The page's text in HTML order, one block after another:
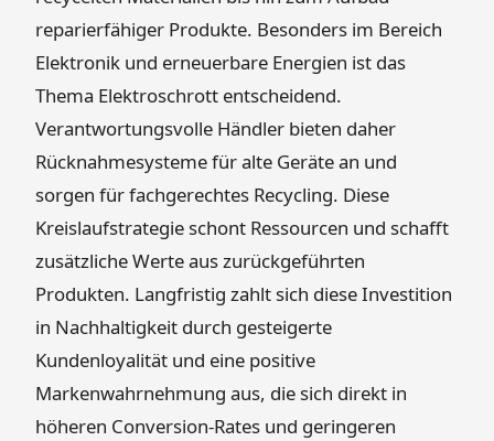
reparierfähiger Produkte. Besonders im Bereich
Elektronik und erneuerbare Energien ist das
Thema Elektroschrott entscheidend.
Verantwortungsvolle Händler bieten daher
Rücknahmesysteme für alte Geräte an und
sorgen für fachgerechtes Recycling. Diese
Kreislaufstrategie schont Ressourcen und schafft
zusätzliche Werte aus zurückgeführten
Produkten. Langfristig zahlt sich diese Investition
in Nachhaltigkeit durch gesteigerte
Kundenloyalität und eine positive
Markenwahrnehmung aus, die sich direkt in
höheren Conversion-Rates und geringeren